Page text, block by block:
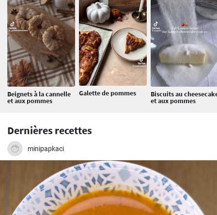
Beignets à la cannelle
et aux pommes
Galette de pommes Biscuits au
et aux pommes
Dernières recettes
minipapkaci